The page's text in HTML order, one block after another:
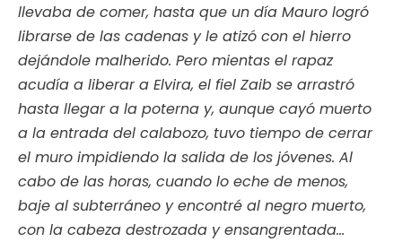
llevaba de comer, hasta que un día Mauro logró
librarse de las cadenas y le atizó con el hierro
dejándole malherido. Pero mientas el rapaz
acudía a liberar a Elvira, el fiel Zaib se arrastró
hasta llegar a la poterna y, aunque cayó muerto
a la entrada del calabozo, tuvo tiempo de cerrar
el muro impidiendo la salida de los jóvenes. Al
cabo de las horas, cuando lo eche de menos,
baje al subterráneo y encontré al negro muerto,
con la cabeza destrozada y ensangrentada…